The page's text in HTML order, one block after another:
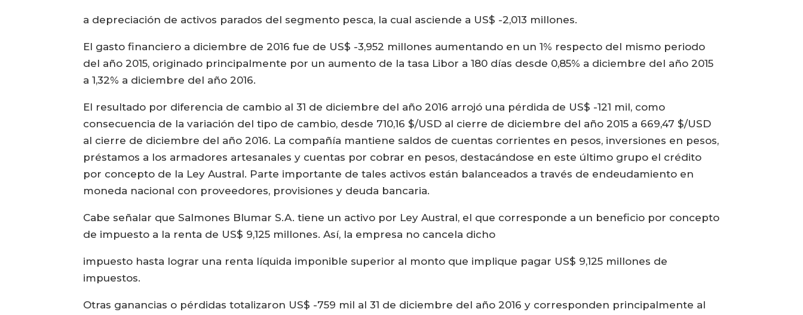
a depreciación de activos parados del segmento pesca, la cual asciende a US$ -2,013 millones.
El gasto financiero a diciembre de 2016 fue de US$ -3,952 millones aumentando en un 1% respecto del mismo periodo
del año 2015, originado principalmente por un aumento de la tasa Libor a 180 días desde 0,85% a diciembre del año 2015
a 1,32% a diciembre del año 2016.
El resultado por diferencia de cambio al 31 de diciembre del año 2016 arrojó una pérdida de US$ -121 mil, como
consecuencia de la variación del tipo de cambio, desde 710,16 $/USD al cierre de diciembre del año 2015 a 669,47 $/USD
al cierre de diciembre del año 2016. La compañía mantiene saldos de cuentas corrientes en pesos, inversiones en pesos,
préstamos a los armadores artesanales y cuentas por cobrar en pesos, destacándose en este último grupo el crédito
por concepto de la Ley Austral. Parte importante de tales activos están balanceados a través de endeudamiento en
moneda nacional con proveedores, provisiones y deuda bancaria.
Cabe señalar que Salmones Blumar S.A. tiene un activo por Ley Austral, el que corresponde a un beneficio por concepto
de impuesto a la renta de US$ 9,125 millones. Así, la empresa no cancela dicho
impuesto hasta lograr una renta líquida imponible superior al monto que implique pagar US$ 9,125 millones de
impuestos.
Otras ganancias o pérdidas totalizaron US$ -759 mil al 31 de diciembre del año 2016 y corresponden principalmente al